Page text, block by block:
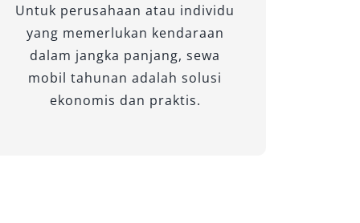
Untuk perusahaan atau individu
yang memerlukan kendaraan
dalam jangka panjang, sewa
mobil tahunan adalah solusi
ekonomis dan praktis.